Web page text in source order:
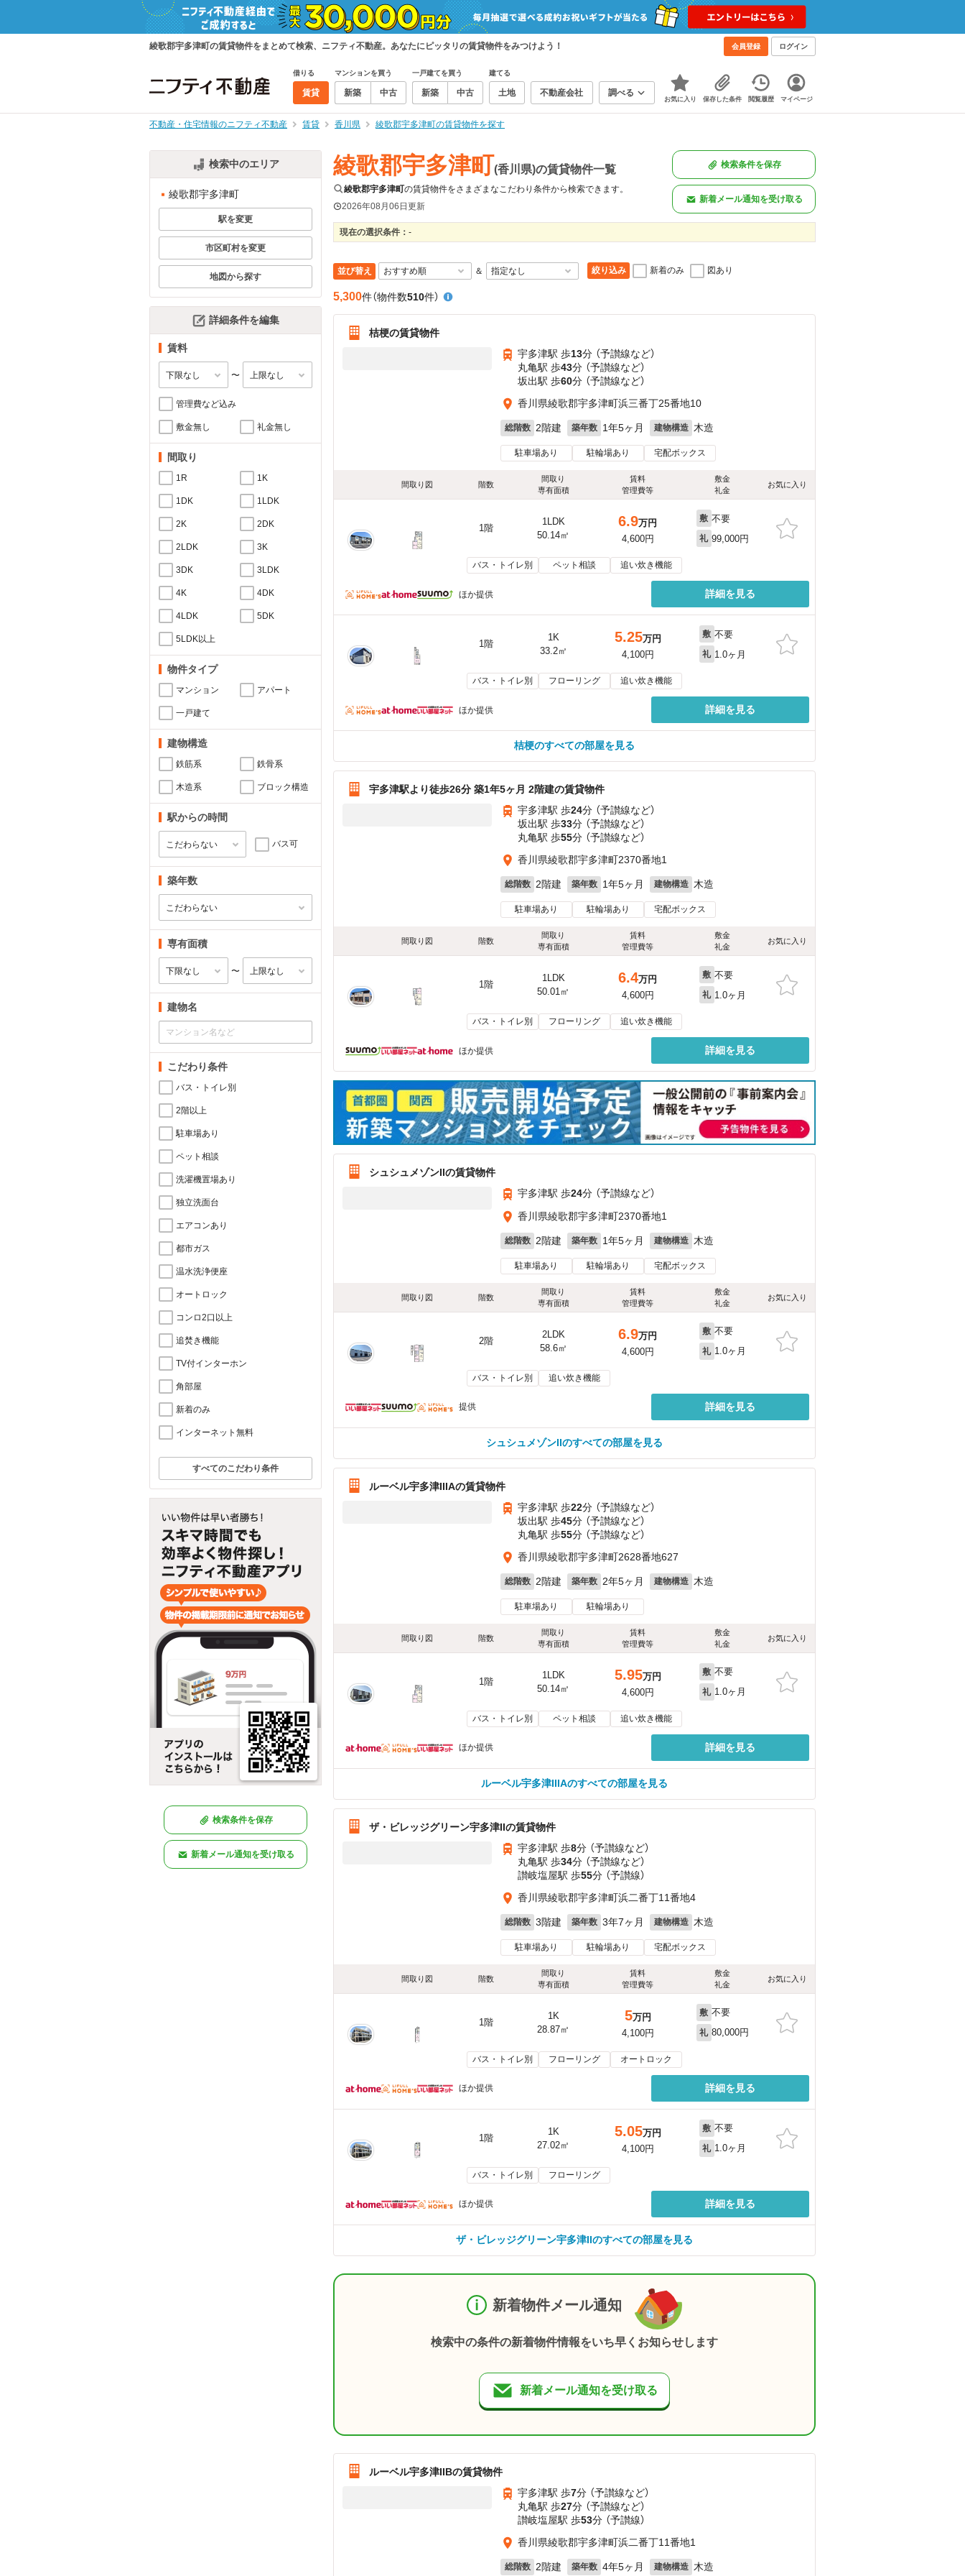
綾歌郡宇多津町の賃貸物件をまとめて検索、ニフティ不動産。あなたにピッタリの賃貸物件をみつけよう！ 会員登録 ログイン
借りる
賃貸
マンションを買う
新築 中古
一戸建てを買う
新築 中古
建てる
土地 不動産会社 調べる
お気に入り 保存した条件 閲覧履歴 マイページ
不動産・住宅情報のニフティ不動産 賃貸 香川県 綾歌郡宇多津町の賃貸物件を探す
検索中のエリア
綾歌郡宇多津町
駅を変更
市区町村を変更
地図から探す
詳細条件を編集
賃料
〜
管理費など込み
敷金無し 礼金無し
間取り
1R 1K
1DK 1LDK
2K 2DK
2LDK 3K
3DK 3LDK
4K 4DK
4LDK 5DK
5LDK以上
物件タイプ
マンション アパート
一戸建て
建物構造
鉄筋系 鉄骨系
木造系 ブロック構造
駅からの時間
バス可
築年数
専有面積
〜
建物名
こだわり条件
バス・トイレ別
2階以上
駐車場あり
ペット相談
洗濯機置場あり
独立洗面台
エアコンあり
都市ガス
温水洗浄便座
オートロック
コンロ2口以上
追焚き機能
TV付インターホン
角部屋
新着のみ
インターネット無料
すべてのこだわり条件
検索条件を保存
新着メール通知を受け取る
綾歌郡宇多津町(香川県)の賃貸物件一覧
綾歌郡宇多津町の賃貸物件をさまざまなこだわり条件から検索できます。
2026年08月06日更新
検索条件を保存
新着メール通知を受け取る
現在の選択条件： -
並び替え ＆ 絞り込み 新着のみ 図あり
5,300件（物件数510件）
桔梗の賃貸物件
宇多津駅 歩13分 （予讃線など）
丸亀駅 歩43分 （予讃線など）
坂出駅 歩60分 （予讃線など）
香川県綾歌郡宇多津町浜三番丁25番地10
総階数 2階建 築年数 1年5ヶ月 建物構造 木造
駐車場あり 駐輪場あり 宅配ボックス
間取り図 階数
間取り
専有面積
賃料
管理費等
敷金
礼金
お気に入り
1階
1LDK
50.14㎡
6.9万円
4,600円
敷 不要
礼 99,000円
バス・トイレ別 ペット相談 追い炊き機能
ほか提供 詳細を見る
1階
1K
33.2㎡
5.25万円
4,100円
敷 不要
礼 1.0ヶ月
バス・トイレ別 フローリング 追い炊き機能
ほか提供 詳細を見る
桔梗のすべての部屋を見る
宇多津駅より徒歩26分 築1年5ヶ月 2階建の賃貸物件
宇多津駅 歩24分 （予讃線など）
坂出駅 歩33分 （予讃線など）
丸亀駅 歩55分 （予讃線など）
香川県綾歌郡宇多津町2370番地1
総階数 2階建 築年数 1年5ヶ月 建物構造 木造
駐車場あり 駐輪場あり 宅配ボックス
間取り図 階数
間取り
専有面積
賃料
管理費等
敷金
礼金
お気に入り
1階
1LDK
50.01㎡
6.4万円
4,600円
敷 不要
礼 1.0ヶ月
バス・トイレ別 フローリング 追い炊き機能
ほか提供 詳細を見る
シュシュメゾンIIの賃貸物件
宇多津駅 歩24分 （予讃線など）
香川県綾歌郡宇多津町2370番地1
総階数 2階建 築年数 1年5ヶ月 建物構造 木造
駐車場あり 駐輪場あり 宅配ボックス
間取り図 階数
間取り
専有面積
賃料
管理費等
敷金
礼金
お気に入り
2階
2LDK
58.6㎡
6.9万円
4,600円
敷 不要
礼 1.0ヶ月
バス・トイレ別 追い炊き機能
提供 詳細を見る
シュシュメゾンIIのすべての部屋を見る
ルーベル宇多津IIIAの賃貸物件
宇多津駅 歩22分 （予讃線など）
坂出駅 歩45分 （予讃線など）
丸亀駅 歩55分 （予讃線など）
香川県綾歌郡宇多津町2628番地627
総階数 2階建 築年数 2年5ヶ月 建物構造 木造
駐車場あり 駐輪場あり
間取り図 階数
間取り
専有面積
賃料
管理費等
敷金
礼金
お気に入り
1階
1LDK
50.14㎡
5.95万円
4,600円
敷 不要
礼 1.0ヶ月
バス・トイレ別 ペット相談 追い炊き機能
ほか提供 詳細を見る
ルーベル宇多津IIIAのすべての部屋を見る
ザ・ビレッジグリーン宇多津IIの賃貸物件
宇多津駅 歩8分 （予讃線など）
丸亀駅 歩34分 （予讃線など）
讃岐塩屋駅 歩55分 （予讃線）
香川県綾歌郡宇多津町浜二番丁11番地4
総階数 3階建 築年数 3年7ヶ月 建物構造 木造
駐車場あり 駐輪場あり 宅配ボックス
間取り図 階数
間取り
専有面積
賃料
管理費等
敷金
礼金
お気に入り
1階
1K
28.87㎡
5万円
4,100円
敷 不要
礼 80,000円
バス・トイレ別 フローリング オートロック
ほか提供 詳細を見る
1階
1K
27.02㎡
5.05万円
4,100円
敷 不要
礼 1.0ヶ月
バス・トイレ別 フローリング
ほか提供 詳細を見る
ザ・ビレッジグリーン宇多津IIのすべての部屋を見る
新着物件メール通知
検索中の条件の新着物件情報をいち早くお知らせします
新着メール通知を受け取る
ルーベル宇多津IIBの賃貸物件
宇多津駅 歩7分 （予讃線など）
丸亀駅 歩27分 （予讃線など）
讃岐塩屋駅 歩53分 （予讃線）
香川県綾歌郡宇多津町浜二番丁11番地1
総階数 2階建 築年数 4年5ヶ月 建物構造 木造